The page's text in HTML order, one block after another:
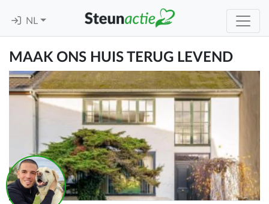
NL
MAAK ONS HUIS TERUG LEVEND